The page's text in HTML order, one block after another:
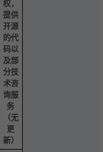
权，
提供
开源
的代
码以
及部
分技
术咨
询服
务
（无
更
新）